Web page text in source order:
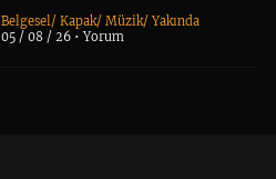
Belgesel/Kapak/Müzik/Yakında
05 / 08 / 26 •Yorum